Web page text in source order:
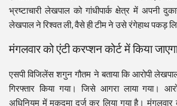
भ्रष्टाचारी लेखपाल को गांधीपार्क क्षेत्र में अपनी
लेखपाल ने रिश्वत ली, वैसे ही टीम ने उसे रंगेहाथ पकड़
मंगलवार को एंटी करप्शन कोर्ट में किया
एसपी विजिलेंस शगुन गौतम ने बताया कि आरोपी
गिरफ्तार किया गया। जिसे आगरा लाया गया।
अधिनियम में मुकदमा दर्ज कर लिया गया है। मंगलवार